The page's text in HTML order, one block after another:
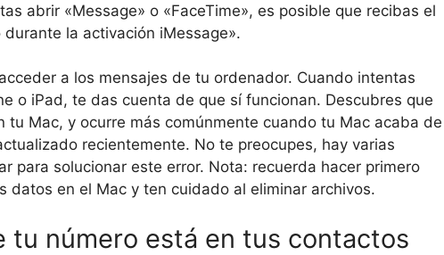
abrir «Message» o «FaceTime», es posible que recibas el
la activación iMessage».
a los mensajes de tu ordenador. Cuando intentas
o iPad, te das cuenta de que sí funcionan. Descubres que
tu Mac, y ocurre más comúnmente cuando tu Mac acaba de
recientemente. No te preocupes, hay varias
para solucionar este error. Nota: recuerda hacer primero
datos en el Mac y ten cuidado al eliminar archivos.
tu número está en tus contactos